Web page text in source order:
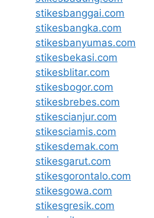
stikesbanggai.com
stikesbangka.com
stikesbanyumas.com
stikesbekasi.com
stikesblitar.com
stikesbogor.com
stikesbrebes.com
stikescianjur.com
stikesciamis.com
stikesdemak.com
stikesgarut.com
stikesgorontalo.com
stikesgowa.com
stikesgresik.com